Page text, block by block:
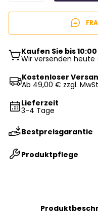
Kaufen Sie bis
Wir versenden heute
Kostenloser
Ab 49,00 € zzgl.
Lieferzeit
3-4 Tage
Bestpreisgarantie
Produktpflege